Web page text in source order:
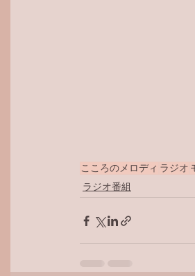
こころのメロディ ラジオ
ラジオ番組